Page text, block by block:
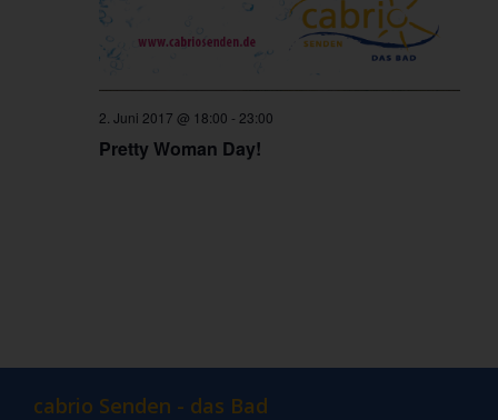
2. Juni 2017 @ 18:00 - 23:00
Pretty Woman Day!
cabrio Senden - das Bad